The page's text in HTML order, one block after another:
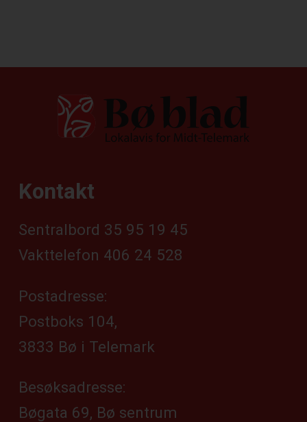
Kontakt
Sentralbord 35 95 19 45
Vakttelefon 406 24 528
Postadresse:
Postboks 104,
3833 Bø i Telemark
Besøksadresse:
Bøgata 69, Bø sentrum